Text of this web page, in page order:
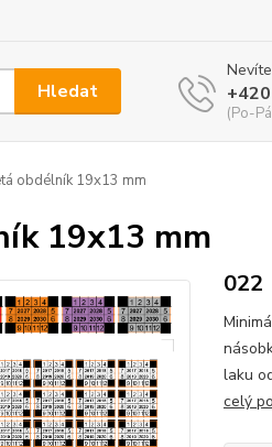
Hledat
(Po-
obdélník 19x13 mm
19x13 mm
022
laku
celý